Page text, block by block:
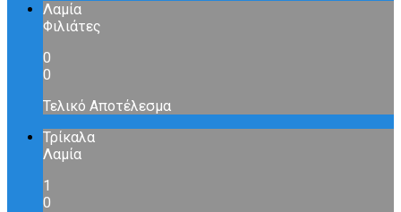
Λαμία
Φιλιάτες
0
0
Τελικό Αποτέλεσμα
Τρίκαλα
Λαμία
1
0